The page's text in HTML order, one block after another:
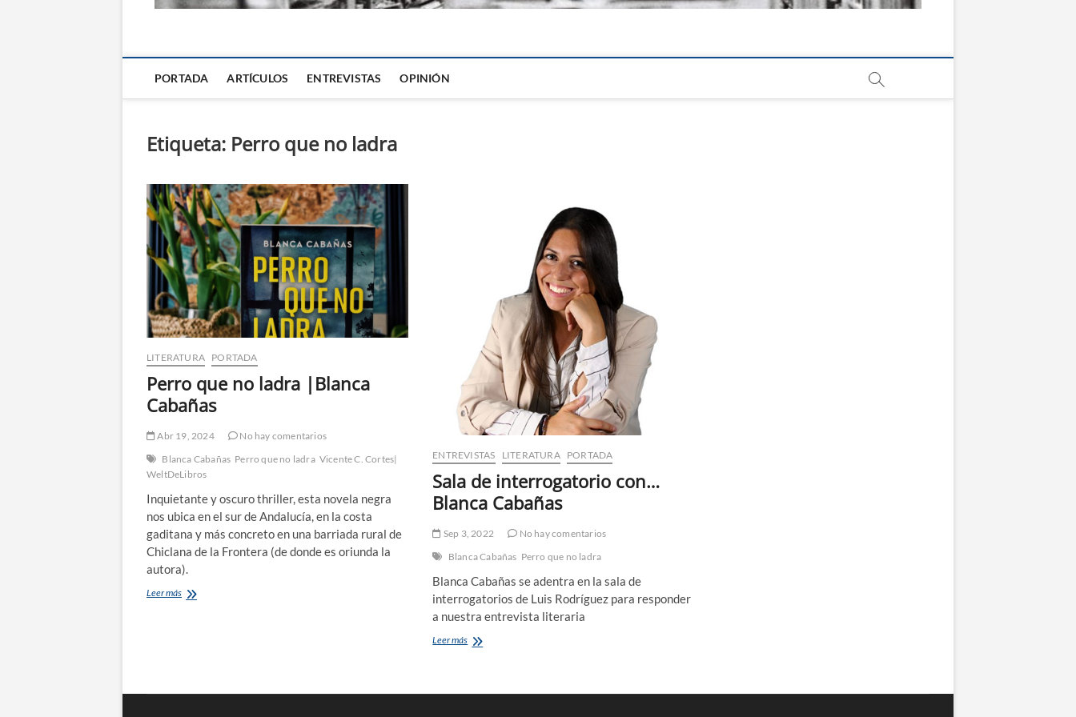
PORTADA ARTÍCULOS ENTREVISTAS OPINIÓN
Etiqueta: Perro que no ladra
LITERATURA PORTADA
Perro que no ladra |Blanca
Cabañas
Abr 19, 2024
No hay comentarios
Blanca Cabañas Perro que no ladra Vicente C. Cortes|
WeltDeLibros
Inquietante y oscuro thriller, esta novela negra
nos ubica en el sur de Andalucía, en la costa
gaditana y más concreto en una barriada rural de
Chiclana de la Frontera (de donde es oriunda la
autora).
Leer másPerro
ENTREVISTAS LITERATURA PORTADA
Sala de interrogatorio con…
Blanca Cabañas
Sep 3, 2022
No hay comentarios
Blanca Cabañas Perro que no ladra
Blanca Cabañas se adentra en la sala de
interrogatorios de Luis Rodríguez para responder
a nuestra entrevista literaria
Leer másSala
Blanca